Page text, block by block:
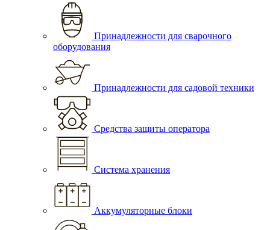
Принадлежности для сварочного
оборудования
Принадлежности для садовой техники
Средства защиты оператора
Система хранения
Аккумуляторные блоки